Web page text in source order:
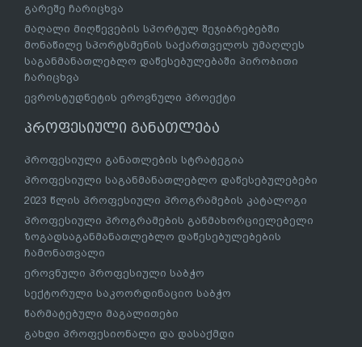
გარეშე ჩარიცხვა
მაღალი მიღწევების სპორტულ შეჯიბრებებში
მონაწილე სპორტსმენის საქართველოს უმაღლეს
საგანმანათლებლო დაწესებულებაში პირობითი
ჩარიცხვა
ევროსტუდნეტის ეროვნული პროექტი
პროფესიული განათლება
პროფესიული განათლების სტრატეგია
პროფესიული საგანმანათლებლო დაწესებულებები
2023 წლის პროფესიული პროგრამების კატალოგი
პროფესიული პროგრამების განმახორციელებელი
ზოგადსაგანმანათლებლო დაწესებულებების
ჩამონათვალი
ეროვნული პროფესიული საბჭო
სექტორული საკოორდინაციო საბჭო
წარმატებული მაგალითები
გახდი პროფესიონალი და დასაქმდი